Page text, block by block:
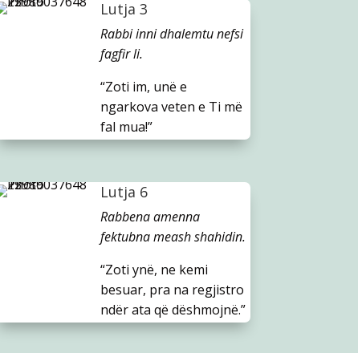
Lutja 3
Rabbi inni dhalemtu nefsi
fagfir li.
“Zoti im, unë e
ngarkova veten e Ti më
fal mua!”
Lutja 6
Rabbena amenna
fektubna meash shahidin.
“Zoti ynë, ne kemi
besuar, pra na regjistro
ndër ata që dëshmojnë.”